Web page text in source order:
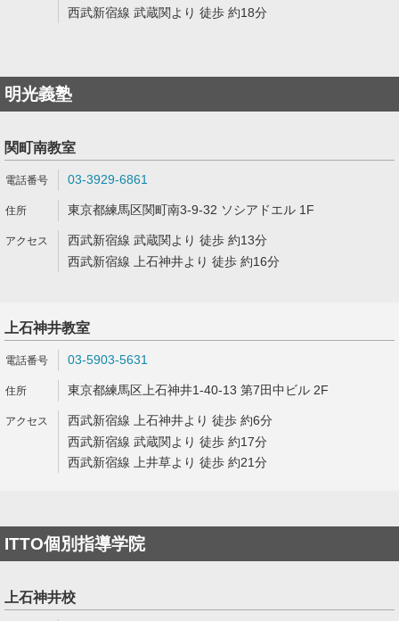
西武新宿線 武蔵関より 徒歩 約18分
明光義塾
関町南教室
03-3929-6861
東京都練馬区関町南3-9-32 ソシアドエル 1F
西武新宿線 武蔵関より 徒歩 約13分
西武新宿線 上石神井より 徒歩 約16分
上石神井教室
03-5903-5631
東京都練馬区上石神井1-40-13 第7田中ビル 2F
西武新宿線 上石神井より 徒歩 約6分
西武新宿線 武蔵関より 徒歩 約17分
西武新宿線 上井草より 徒歩 約21分
ITTO個別指導学院
上石神井校